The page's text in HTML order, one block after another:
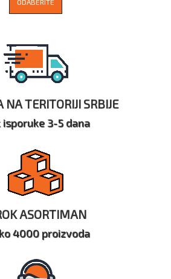
NA TERITORIJI SRBIJE
isporuke 3-5 dana
ASORTIMAN
4000 proizvoda